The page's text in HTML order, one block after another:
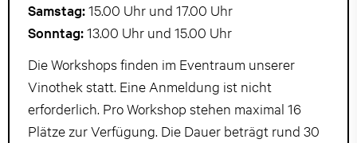
Samstag:15.00 Uhr und 17.00 Uhr
Sonntag:13.00 Uhr und 15.00 Uhr
Die Workshops finden im Eventraum unserer
Vinothek statt. Eine Anmeldung ist nicht
erforderlich. Pro Workshop stehen maximal 16
Plätze zur Verfügung. Die Dauer beträgt rund 30